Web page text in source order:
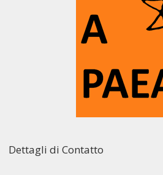
Dettagli di Contatto